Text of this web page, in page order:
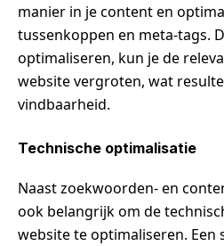
manier in je content en
tussenkoppen en meta-tags.
optimaliseren, kun je de
website vergroten, wat
vindbaarheid.
Technische optimalisatie
Naast zoekwoorden- en
ook belangrijk om de
website te optimaliseren. Een